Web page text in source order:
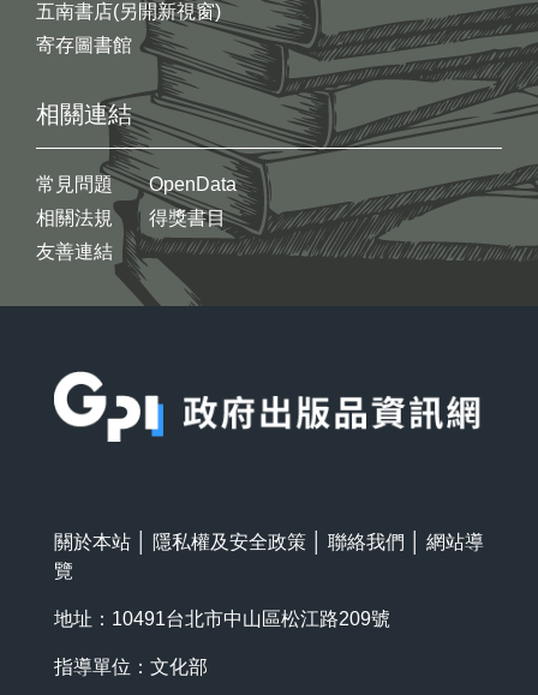
五南書店(另開新視窗)
寄存圖書館
相關連結
常見問題
相關法規
友善連結
OpenData
得獎書目
關於本站 隱私權及安全政策 聯絡我們
網站導
覽
地址：10491台北市中山區松江路209號
指導單位：文化部